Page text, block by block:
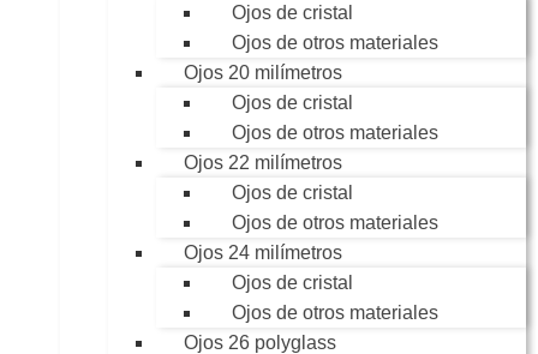
Ojos de cristal
Ojos de otros materiales
Ojos 20 milímetros
Ojos de cristal
Ojos de otros materiales
Ojos 22 milímetros
Ojos de cristal
Ojos de otros materiales
Ojos 24 milímetros
Ojos de cristal
Ojos de otros materiales
Ojos 26 polyglass